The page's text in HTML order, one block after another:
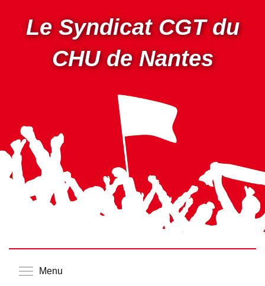
contenuLe Syndicat CGT du
CHU de Nantes
Menu